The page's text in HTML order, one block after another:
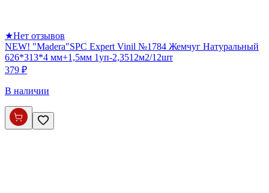
★Нет отзывов
NEW! "Madera"SPC Expert Vinil №1784 Жемчуг Натуральный
626*313*4 мм+1,5мм 1уп-2,3512м2/12шт
379 ₽
В наличии